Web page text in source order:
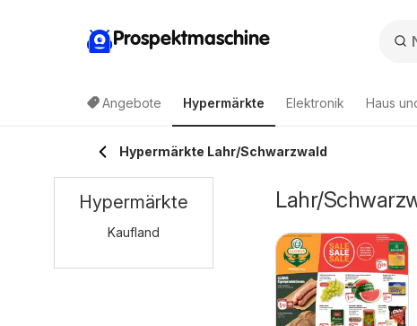
Prospektmaschine
Angebote Hypermärkte Elektronik Haus
Hypermärkte Lahr/Schwarzwald
Lahr/
Hypermärkte
Kaufland